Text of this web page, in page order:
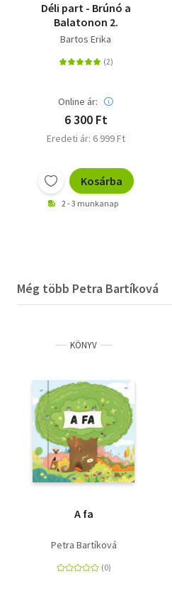
Déli part - Brúnó a
Balatonon 2.
Bartos Erika
Online ár:
6 300 Ft
Eredeti ár: 6 999 Ft
Kosárba
2 - 3 munkanap
Még több Petra Bartíková
KÖNYV
A fa
Petra Bartíková